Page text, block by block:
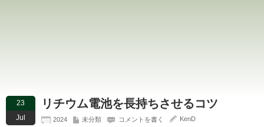
23
Jul
リチウム電池を長持ちさせるコツ
2024 未分類 コメントを書く KenD